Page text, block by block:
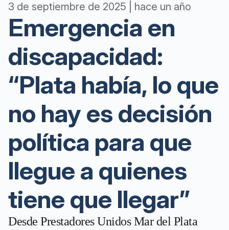
3 de septiembre de 2025 | hace un año
Emergencia en
discapacidad:
“Plata había, lo que
no hay es decisión
política para que
llegue a quienes
tiene que llegar”
Desde Prestadores Unidos Mar del Plata